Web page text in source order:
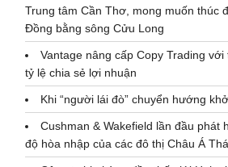
Trung tâm Cần Thơ, mong muốn thúc
Đồng bằng sông Cửu Long
Vantage nâng cấp Copy Trading
tỷ lệ chia sẻ lợi nhuận
Khi “người lái đò” chuyển hướng
Cushman & Wakefield lần đầu phát
độ hòa nhập của các đô thị Châu Á